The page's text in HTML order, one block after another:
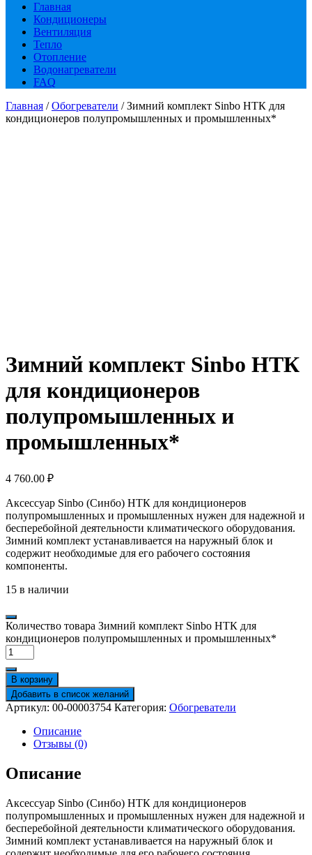
Главная
Кондиционеры
Вентиляция
Тепло
Отопление
Водонагреватели
FAQ
Главная /Обогреватели / Зимний комплект Sinbo НТК для
кондиционеров полупромышленных и промышленных*
Зимний комплект Sinbo НТК
для кондиционеров
полупромышленных и
промышленных*
4 760.00 ₽
Аксессуар Sinbo (Синбо) НТК для кондиционеров
полупромышленных и промышленных нужен для надежной и
бесперебойной деятельности климатического оборудования.
Зимний комплект устанавливается на наружный блок и
содержит необходимые для его рабочего состояния
компоненты.
15 в наличии
Количество товара Зимний комплект Sinbo НТК для
кондиционеров полупромышленных и промышленных*
В корзину
Добавить в список желаний
Артикул: 00-00003754 Категория: Обогреватели
Описание
Отзывы (0)
Описание
Аксессуар Sinbo (Синбо) НТК для кондиционеров
полупромышленных и промышленных нужен для надежной и
бесперебойной деятельности климатического оборудования.
Зимний комплект устанавливается на наружный блок и